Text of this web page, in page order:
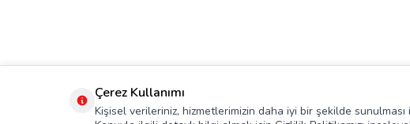
Çerez Kullanımı
Kişisel verileriniz, hizmetlerimizin daha iyi bir şekilde